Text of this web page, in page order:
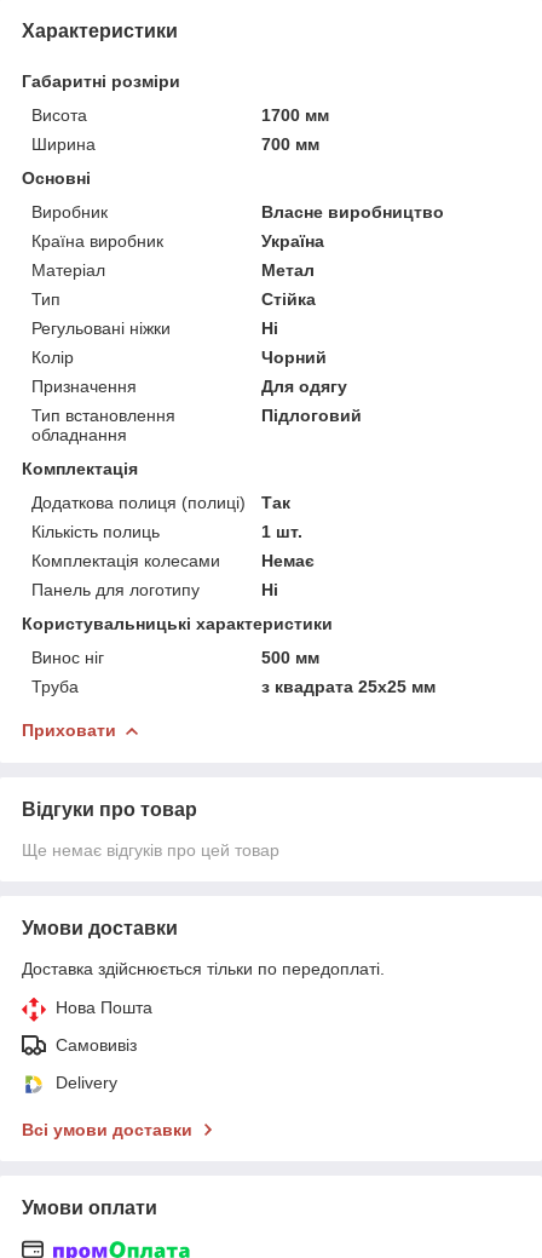
Характеристики
Габаритні розміри
Висота
1700 мм
Ширина
700 мм
Основні
Виробник
Власне виробництво
Країна виробник
Україна
Матеріал
Метал
Тип
Стійка
Регульовані ніжки
Ні
Колір
Чорний
Призначення
Для одягу
Тип встановлення
обладнання
Підлоговий
Комплектація
Додаткова полиця (полиці)
Так
Кількість полиць
1 шт.
Комплектація колесами
Немає
Панель для логотипу
Ні
Користувальницькі характеристики
Винос ніг
500 мм
Труба
з квадрата 25х25 мм
Приховати
Відгуки про товар
Ще немає відгуків про цей товар
Умови доставки
Доставка здійснюється тільки по передоплаті.
Нова Пошта
Самовивіз
Delivery
Всі умови доставки
Умови оплати